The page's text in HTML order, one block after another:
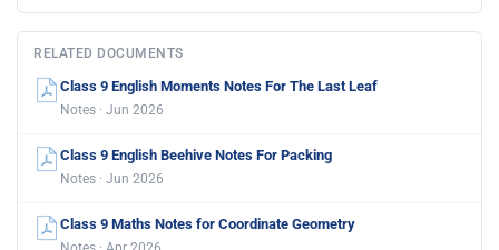
RELATED DOCUMENTS
Class 9 English Moments Notes For The Last Leaf
Notes · Jun 2026
Class 9 English Beehive Notes For Packing
Notes · Jun 2026
Class 9 Maths Notes for Coordinate Geometry